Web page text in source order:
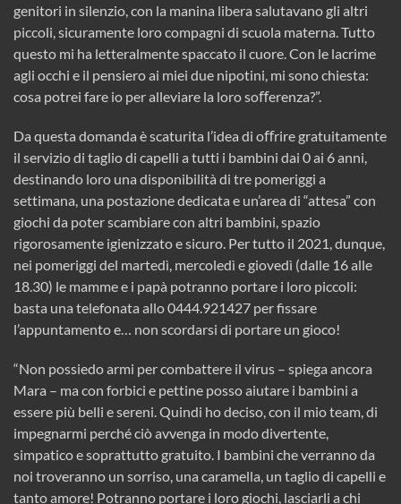
genitori in silenzio, con la manina libera salutavano gli altri
piccoli, sicuramente loro compagni di scuola materna. Tutto
questo mi ha letteralmente spaccato il cuore. Con le lacrime
agli occhi e il pensiero ai miei due nipotini, mi sono chiesta:
cosa potrei fare io per alleviare la loro soﬀerenza?”.
Da questa domanda è scaturita l’idea di oﬀrire gratuitamente
il servizio di taglio di capelli a tutti i bambini dai 0 ai 6 anni,
destinando loro una disponibilità di tre pomeriggi a
settimana, una postazione dedicata e un’area di “attesa” con
giochi da poter scambiare con altri bambini, spazio
rigorosamente igienizzato e sicuro. Per tutto il 2021, dunque,
nei pomeriggi del martedì, mercoledì e giovedì (dalle 16 alle
18.30) le mamme e i papà potranno portare i loro piccoli:
basta una telefonata allo 0444.921427 per fissare
l’appuntamento e… non scordarsi di portare un gioco!
“Non possiedo armi per combattere il virus – spiega ancora
Mara – ma con forbici e pettine posso aiutare i bambini a
essere più belli e sereni. Quindi ho deciso, con il mio team, di
impegnarmi perché ciò avvenga in modo divertente,
simpatico e soprattutto gratuito. I bambini che verranno da
noi troveranno un sorriso, una caramella, un taglio di capelli e
tanto amore! Potranno portare i loro giochi, lasciarli a chi